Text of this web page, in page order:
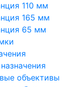
110 мм
165 мм
65 мм
объективы